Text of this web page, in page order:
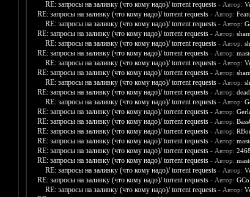
RE: запросы на заливку (что кому надо)/ torrent requests - Автор:
RE: запросы на заливку (что кому надо)/ torrent requests - Автор:
RE: запросы на заливку (что кому надо)/ torrent requests - Автор:
RE: запросы на заливку (что кому надо)/ torrent requests - Автор:
RE: запросы на заливку (что кому надо)/ torrent requests - Автор:
RE: запросы на заливку (что кому надо)/ torrent requests - Автор:
RE: запросы на заливку (что кому надо)/ torrent requests - Автор:
RE: запросы на заливку (что кому надо)/ torrent requests - Автор:
RE: запросы на заливку (что кому надо)/ torrent requests - Автор:
RE: запросы на заливку (что кому надо)/ torrent requests - Автор:
RE: запросы на заливку (что кому надо)/ torrent requests - Автор:
RE: запросы на заливку (что кому надо)/ torrent requests - Автор:
RE: запросы на заливку (что кому надо)/ torrent requests - Автор:
RE: запросы на заливку (что кому надо)/ torrent requests - Автор:
RE: запросы на заливку (что кому надо)/ torrent requests - Автор:
RE: запросы на заливку (что кому надо)/ torrent requests - Автор:
RE: запросы на заливку (что кому надо)/ torrent requests - Автор:
RE: запросы на заливку (что кому надо)/ torrent requests - Автор:
RE: запросы на заливку (что кому надо)/ torrent requests - Автор:
RE: запросы на заливку (что кому надо)/ torrent requests - Автор: